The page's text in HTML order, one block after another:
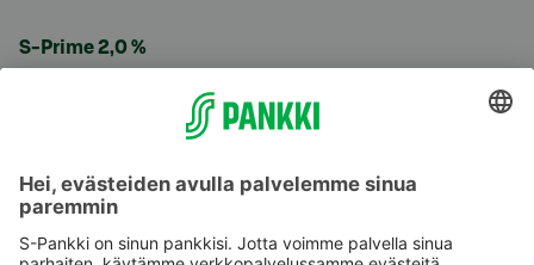
S-Prime 2,0 %